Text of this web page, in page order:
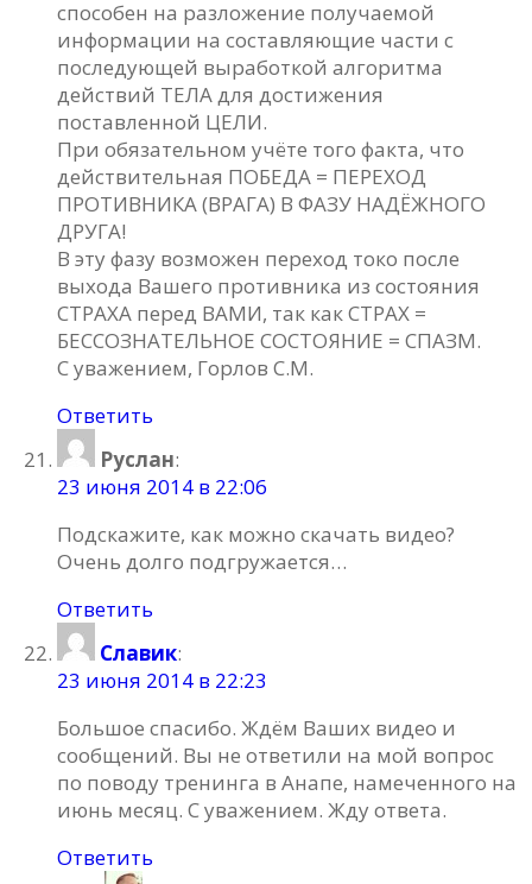
способен на разложение получаемой
информации на составляющие части с
последующей выработкой алгоритма
действий ТЕЛА для достижения
поставленной ЦЕЛИ.
При обязательном учёте того факта, что
действительная ПОБЕДА = ПЕРЕХОД
ПРОТИВНИКА (ВРАГА) В ФАЗУ НАДЁЖНОГО
ДРУГА!
В эту фазу возможен переход токо после
выхода Вашего противника из состояния
СТРАХА перед ВАМИ, так как СТРАХ =
БЕССОЗНАТЕЛЬНОЕ СОСТОЯНИЕ = СПАЗМ.
С уважением, Горлов С.М.
Ответить
Руслан:
23 июня 2014 в 22:06
Подскажите, как можно скачать видео?
Очень долго подгружается…
Ответить
Славик:
23 июня 2014 в 22:23
Большое спасибо. Ждём Ваших видео и
сообщений. Вы не ответили на мой вопрос
по поводу тренинга в Анапе, намеченного на
июнь месяц. С уважением. Жду ответа.
Ответить